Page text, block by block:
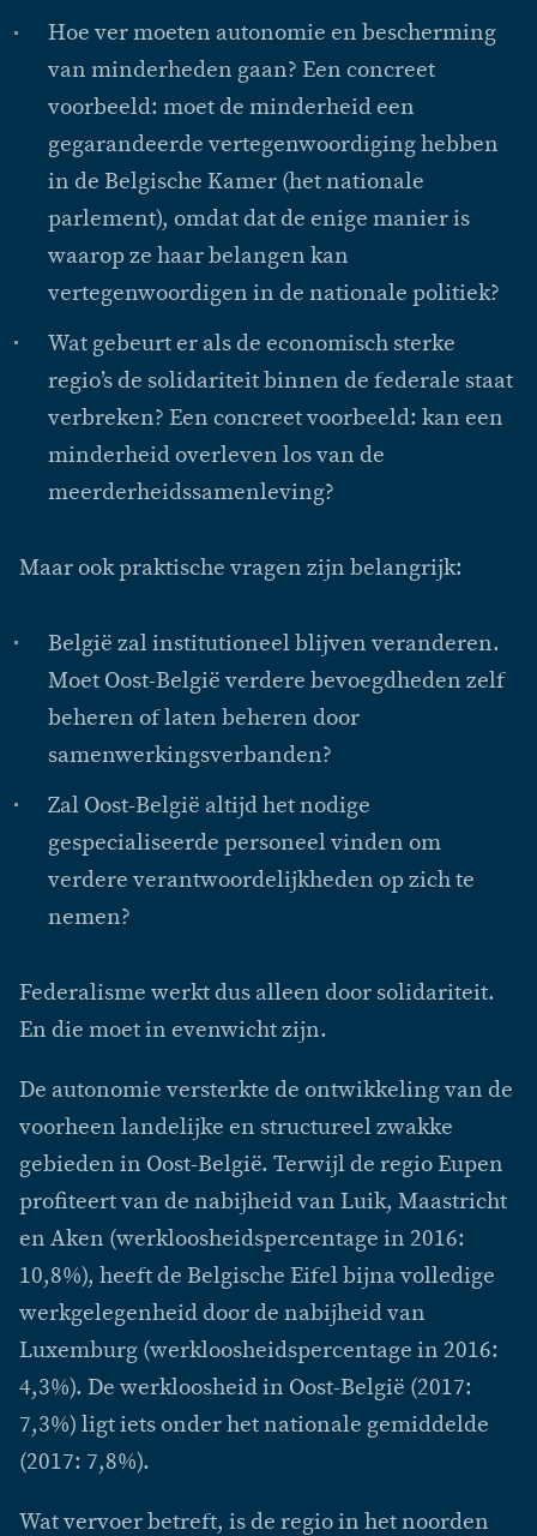
Hoe ver moeten autonomie en bescherming
van minderheden gaan? Een concreet
voorbeeld: moet de minderheid een
gegarandeerde vertegenwoordiging hebben
in de Belgische Kamer (het nationale
parlement), omdat dat de enige manier is
waarop ze haar belangen kan
vertegenwoordigen in de nationale politiek?
Wat gebeurt er als de economisch sterke
regio’s de solidariteit binnen de federale staat
verbreken? Een concreet voorbeeld: kan een
minderheid overleven los van de
meerderheidssamenleving?
Maar ook praktische vragen zijn belangrijk:
België zal institutioneel blijven veranderen.
Moet Oost-België verdere bevoegdheden zelf
beheren of laten beheren door
samenwerkingsverbanden?
Zal Oost-België altijd het nodige
gespecialiseerde personeel vinden om
verdere verantwoordelijkheden op zich te
nemen?
Federalisme werkt dus alleen door solidariteit.
En die moet in evenwicht zijn.
De autonomie versterkte de ontwikkeling van de
voorheen landelijke en structureel zwakke
gebieden in Oost-België. Terwijl de regio Eupen
profiteert van de nabijheid van Luik, Maastricht
en Aken (werkloosheidspercentage in 2016:
10,8%), heeft de Belgische Eifel bijna volledige
werkgelegenheid door de nabijheid van
Luxemburg (werkloosheidspercentage in 2016:
4,3%). De werkloosheid in Oost-België (2017:
7,3%) ligt iets onder het nationale gemiddelde
(2017: 7,8%).
Wat vervoer betreft, is de regio in het noorden